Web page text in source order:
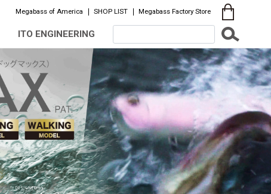
Megabass of America SHOP LIST Megabass Factory Store
ITO ENGINEERING